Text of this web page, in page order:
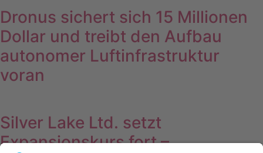
Dronus sichert sich 15 Millionen
Dollar und treibt den Aufbau
autonomer Luftinfrastruktur
voran
Silver Lake Ltd. setzt
Expansionskurs fort –